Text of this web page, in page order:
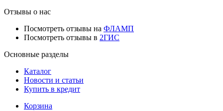
Отзывы о нас
Посмотреть отзывы на ФЛАМП
Посмотреть отзывы в 2ГИС
Основные разделы
Каталог
Новости и статьи
Купить в кредит
Корзина